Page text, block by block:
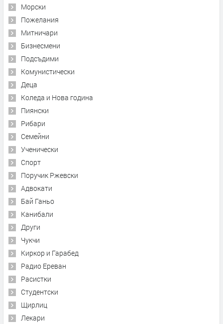
Морски
Пожелания
Митничари
Бизнесмени
Подсъдими
Комунистически
Деца
Коледа и Нова година
Пиянски
Рибари
Семейни
Ученически
Спорт
Поручик Ржевски
Адвокати
Бай Ганьо
Канибали
Други
Чукчи
Киркор и Гарабед
Радио Ереван
Расистки
Студентски
Щирлиц
Лекари